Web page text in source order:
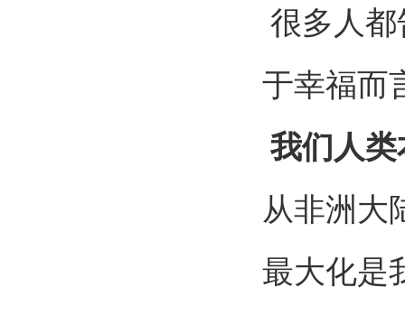
很多人
于幸福而
我们人
从非洲大
最大化是